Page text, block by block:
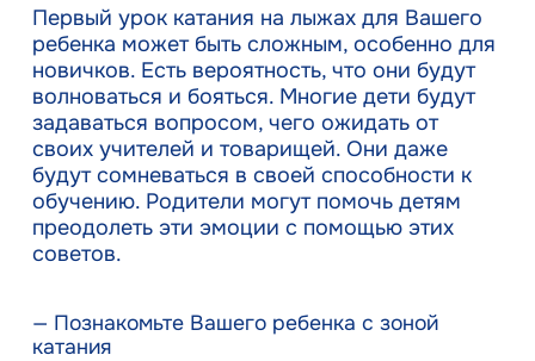
Первый урок катания на лыжах для Вашего
ребенка может быть сложным, особенно для
новичков. Есть вероятность, что они будут
волноваться и бояться. Многие дети будут
задаваться вопросом, чего ожидать от
своих учителей и товарищей. Они даже
будут сомневаться в своей способности к
обучению. Родители могут помочь детям
преодолеть эти эмоции с помощью этих
советов.
— Познакомьте Вашего ребенка с зоной
катания